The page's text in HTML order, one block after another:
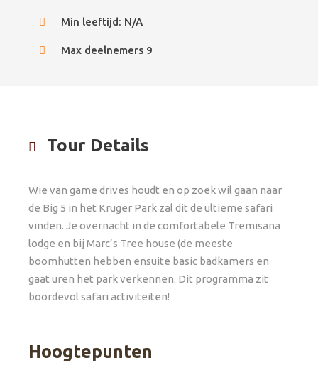
Min leeftijd: N/A
Max deelnemers 9
Tour Details
Wie van game drives houdt en op zoek wil gaan naar
de Big 5 in het Kruger Park zal dit de ultieme safari
vinden. Je overnacht in de comfortabele Tremisana
lodge en bij Marc’s Tree house (de meeste
boomhutten hebben ensuite basic badkamers en
gaat uren het park verkennen. Dit programma zit
boordevol safari activiteiten!
Hoogtepunten